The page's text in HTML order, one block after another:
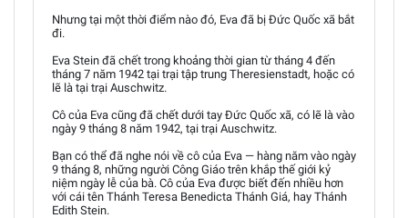
Nhưng tại một thời điểm nào đó, Eva đã bị Đức Quốc xã bắt
đi.
Eva Stein đã chết trong khoảng thời gian từ tháng 4 đến
tháng 7 năm 1942 tại trại tập trung Theresienstadt, hoặc có
lẽ là tại trại Auschwitz.
Cô của Eva cũng đã chết dưới tay Đức Quốc xã, có lẽ là vào
ngày 9 tháng 8 năm 1942, tại trại Auschwitz.
Bạn có thể đã nghe nói về cô của Eva — hàng năm vào ngày
9 tháng 8, những người Công Giáo trên khắp thế giới kỷ
niệm ngày lễ của bà. Cô của Eva được biết đến nhiều hơn
với cái tên Thánh Teresa Benedicta Thánh Giá, hay Thánh
Edith Stein.